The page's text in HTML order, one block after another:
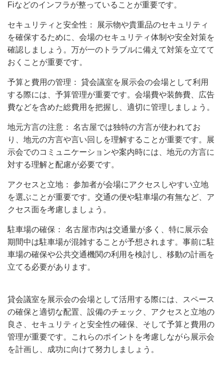
Fiなどのインフラが整っていることが重要です。
セキュリティと安全性： 展示物や貴重品のセキュリティ
を確保するために、会場のセキュリティ体制や安全対策を
確認しましょう。万が一のトラブルに備えて対策を立てて
おくことが重要です。
予算と費用の管理： 貸会議室を展示会の会場として利用
する際には、予算管理が重要です。会場費や装飾費、広告
費などを含めた総費用を把握し、適切に管理しましょう。
地元方言の注意： 名古屋では独特の方言が使われてお
り、地元の方言や言い回しを理解することが重要です。展
示会でのコミュニケーションや案内時には、地元の方言に
対する理解と配慮が必要です。
アクセスと立地： 参加者が会場にアクセスしやすい立地
を選ぶことが重要です。交通の便や駐車場の有無など、ア
クセス面を考慮しましょう。
駐車場の確保： 名古屋市内は交通量が多く、特に展示会
期間中は駐車場が混雑することが予想されます。事前に駐
車場の確保や公共交通機関の利用を検討し、移動の計画を
立てる必要があります。
貸会議室を展示会の会場として活用する際には、スペース
の確保と適切な配置、設備のチェック、アクセスと立地の
良さ、セキュリティと安全性の確保、そして予算と費用の
管理が重要です。これらのポイントを考慮しながら展示会
を計画し、成功に向けて努力しましょう。